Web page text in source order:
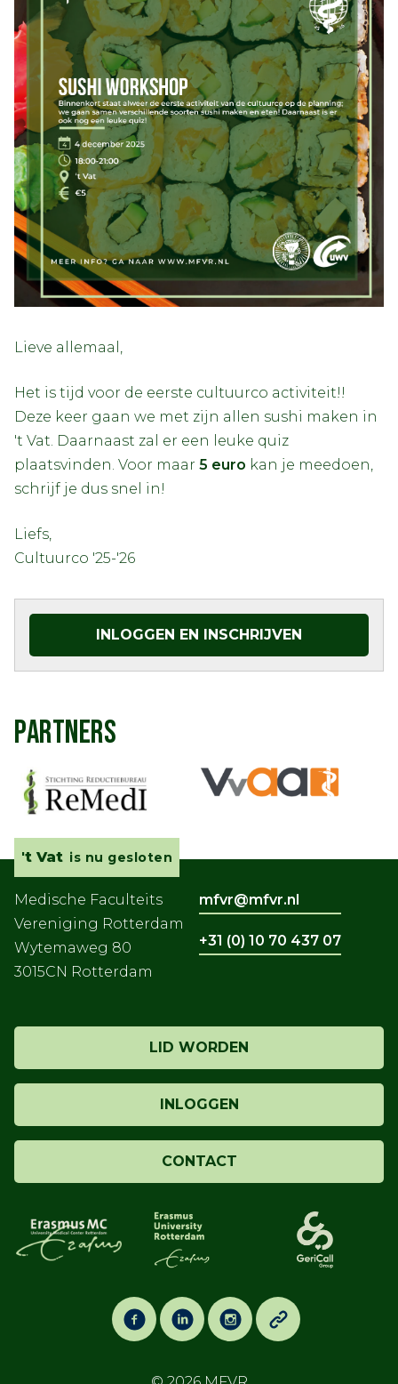
Lieve allemaal,
Het is tijd voor de eerste cultuurco activiteit!!
Deze keer gaan we met zijn allen sushi maken in
't Vat. Daarnaast zal er een leuke quiz
plaatsvinden. Voor maar 5 euro kan je meedoen,
schrijf je dus snel in!
Liefs,
Cultuurco '25-'26
INLOGGEN EN INSCHRIJVEN
PARTNERS
't Vat is nu gesloten
Medische Faculteits
Vereniging Rotterdam
Wytemaweg 80
3015CN Rotterdam
LID WORDEN
INLOGGEN
CONTACT
mfvr@mfvr.nl
+31 (0) 10 70 437 07